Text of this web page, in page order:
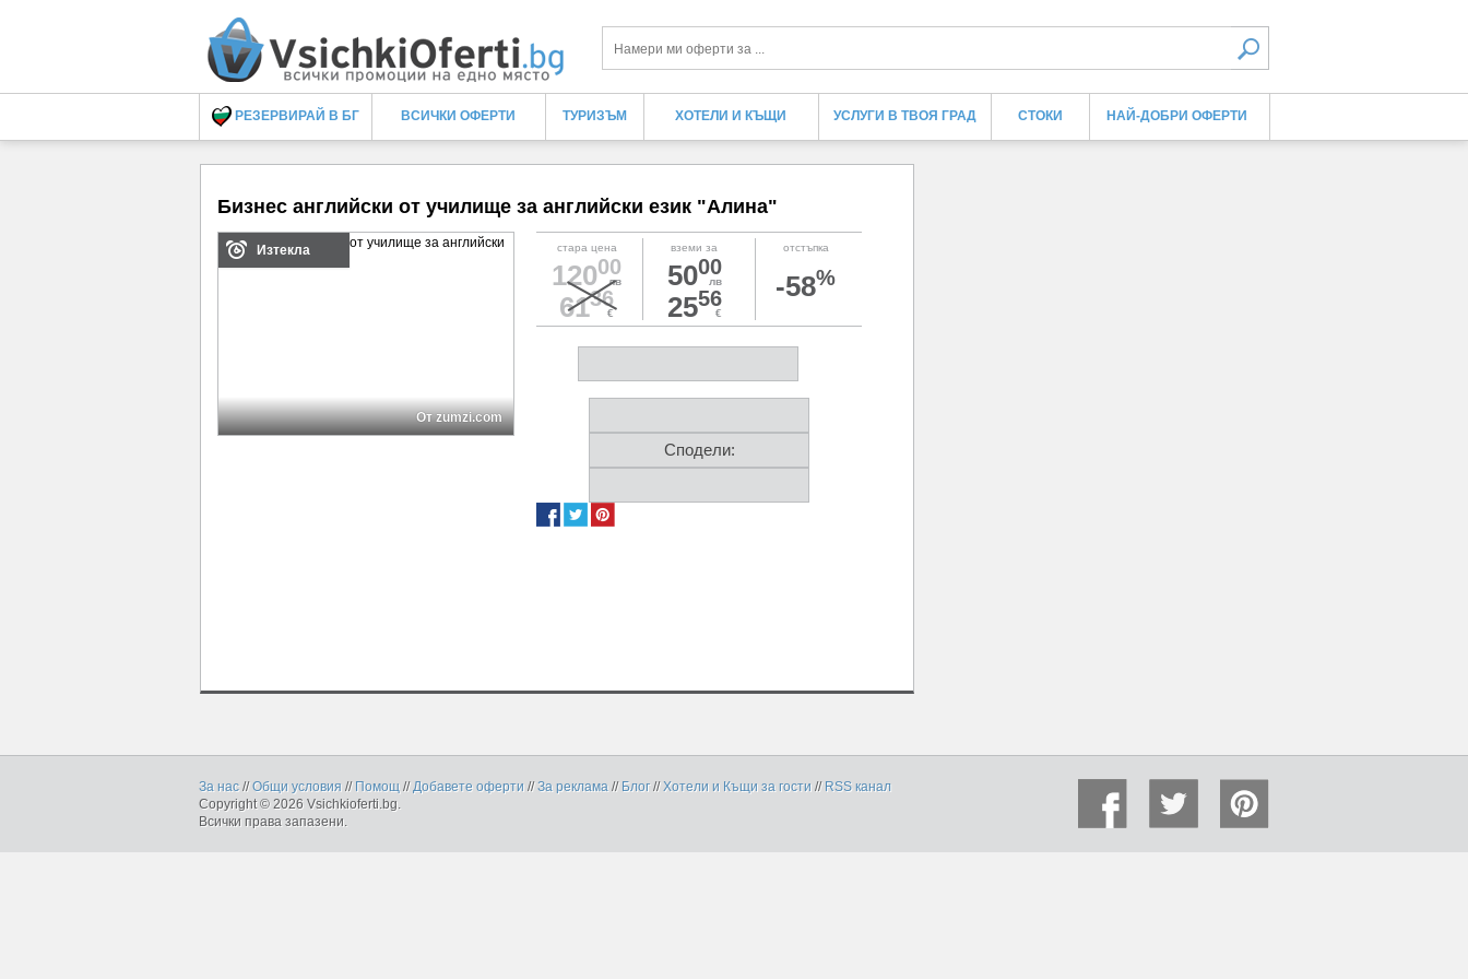
Търси
РЕЗЕРВИРАЙ В БГ ВСИЧКИ ОФЕРТИ ТУРИЗЪМ ХОТЕЛИ И КЪЩИ УСЛУГИ В ТВОЯ ГРАД СТОКИ НАЙ-ДОБРИ ОФЕРТИ
Бизнес английски от училище за английски език "Алина"
Изтекла
От zumzi.com
стара цена
12000
лв
6136
€
вземи за
5000
лв
2556
€
отстъпка
-58%
Сподели:
За нас //Общи условия // Помощ //Добавете оферти //За реклама // Блог //Хотели и Къщи за гости // RSS канал
Copyright © 2026 Vsichkioferti.bg.
Всички права запазени.